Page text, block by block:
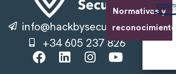
info@hackbysecurity.com
+34 605 237 826
Normativas y
reconocimientos